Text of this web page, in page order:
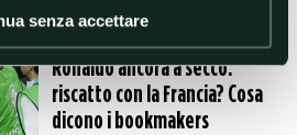
senza accettare
Ronaldo ancora a secco:
riscatto con la Francia? Cosa
dicono i bookmakers